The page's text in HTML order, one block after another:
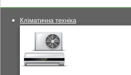
Кліматична техніка